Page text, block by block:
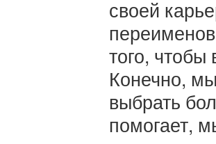
своей
того, чтобы
Конечно,
выбрать
помогает,